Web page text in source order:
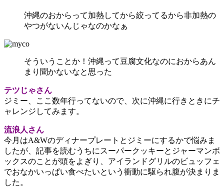
沖縄のおからって加熱してから絞ってるから非加熱の
やつがないんじゃなのかなぁ
そういうことか！沖縄って豆腐文化なのにおからあん
まり聞かないなと思った
テツじゃさん
ジミー、ここ数年行ってないので、次に沖縄に行きときにチ
ャレンジしてみます。
流浪人さん
今月はA&Wのディナープレートとジミーにするかで悩みま
したが、記事を読むうちにスーパークッキーとジャーマンボ
ックスのことが頭をよぎり、アイランドグリルのビュッフェ
でおなかいっぱい食べたいという衝動に駆られ腹が決まりま
した。